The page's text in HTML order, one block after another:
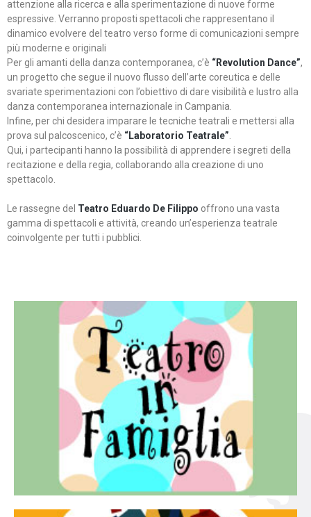
attenzione alla ricerca e alla sperimentazione di nuove forme
espressive. Verranno proposti spettacoli che rappresentano il
dinamico evolvere del teatro verso forme di comunicazioni sempre
più moderne e originali
Per gli amanti della danza contemporanea, c’è “Revolution Dance”,
un progetto che segue il nuovo flusso dell’arte coreutica e delle
svariate sperimentazioni con l’obiettivo di dare visibilità e lustro alla
danza contemporanea internazionale in Campania.
Infine, per chi desidera imparare le tecniche teatrali e mettersi alla
prova sul palcoscenico, c’è “Laboratorio Teatrale”
Qui, i partecipanti hanno la possibilità di apprendere i segreti della
recitazione e della regia, collaborando alla creazione di uno
spettacolo.
Le rassegne del Teatro Eduardo De Filippo offrono una vasta
gamma di spettacoli e attività, creando un’esperienza teatrale
coinvolgente per tutti i pubblici.
Teatro in famiglia
Teatro In Famiglia è una rassegna di teatro concepita
per far condividere e godere del teatro all’intera
famiglia.
Continua